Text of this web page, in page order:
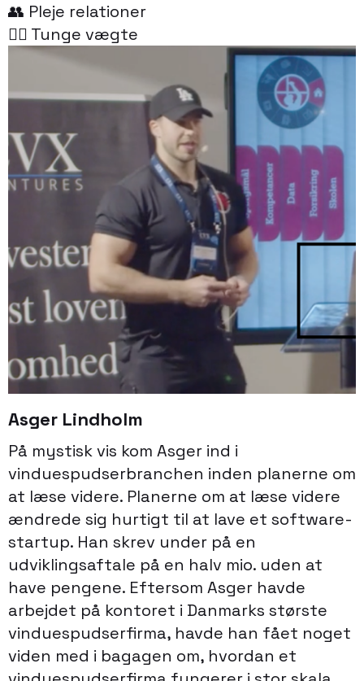
👥 Pleje relationer
🏋🏻 Tunge vægte
Asger Lindholm
På mystisk vis kom Asger ind i
vinduespudserbranchen inden planerne om
at læse videre. Planerne om at læse videre
ændrede sig hurtigt til at lave et software-
startup. Han skrev under på en
udviklingsaftale på en halv mio. uden at
have pengene. Eftersom Asger havde
arbejdet på kontoret i Danmarks største
vinduespudserfirma, havde han fået noget
viden med i bagagen om, hvordan et